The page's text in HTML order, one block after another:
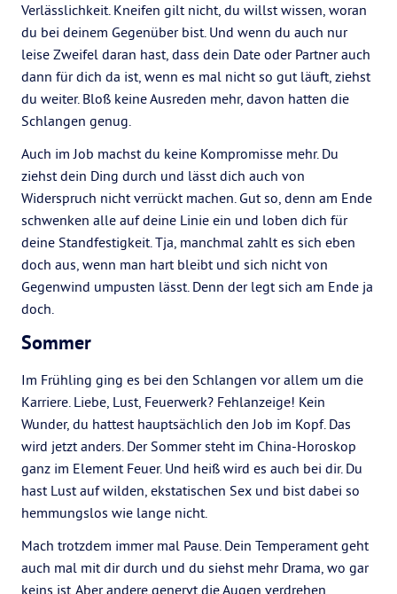
Verlässlichkeit. Kneifen gilt nicht, du willst wissen, woran
du bei deinem Gegenüber bist. Und wenn du auch nur
leise Zweifel daran hast, dass dein Date oder Partner auch
dann für dich da ist, wenn es mal nicht so gut läuft, ziehst
du weiter. Bloß keine Ausreden mehr, davon hatten die
Schlangen genug.
Auch im Job machst du keine Kompromisse mehr. Du
ziehst dein Ding durch und lässt dich auch von
Widerspruch nicht verrückt machen. Gut so, denn am Ende
schwenken alle auf deine Linie ein und loben dich für
deine Standfestigkeit. Tja, manchmal zahlt es sich eben
doch aus, wenn man hart bleibt und sich nicht von
Gegenwind umpusten lässt. Denn der legt sich am Ende ja
doch.
Sommer
Im Frühling ging es bei den Schlangen vor allem um die
Karriere. Liebe, Lust, Feuerwerk? Fehlanzeige! Kein
Wunder, du hattest hauptsächlich den Job im Kopf. Das
wird jetzt anders. Der Sommer steht im China-Horoskop
ganz im Element Feuer. Und heiß wird es auch bei dir. Du
hast Lust auf wilden, ekstatischen Sex und bist dabei so
hemmungslos wie lange nicht.
Mach trotzdem immer mal Pause. Dein Temperament geht
auch mal mit dir durch und du siehst mehr Drama, wo gar
keins ist. Aber andere genervt die Augen verdrehen,